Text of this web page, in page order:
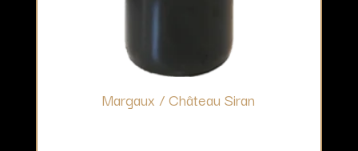
Margaux / Château Siran